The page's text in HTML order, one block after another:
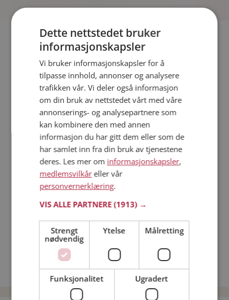
Hvis du søker dating i Masfjorden har du kommet til riktig
sted. På Møteplassen kan du bli medlem og søke blant
tusenvis av datinginteresserte single i Masfjorden
Läs mer
Trinn 1 - Bli medlem og lag en presentasjon
Trinn 2 - Slik fungerer våre søkefunksjoner
Trinn 3 - Tips til hvordan du tar kontakt
Sikker dating
Dating på mobilen
Dating på Møteplassen
Kvinner fra Masfjorden
Date kvinner i Norge
Date menn i Norge
Dette nettstedet bruker
informasjonskapsler
Vi bruker informasjonskapsler for å
tilpasse innhold, annonser og analysere
trafikken vår. Vi deler også informasjon
om din bruk av nettstedet vårt med våre
annonserings- og analysepartnere som
kan kombinere den med annen
informasjon du har gitt dem eller som de
har samlet inn fra din bruk av tjenestene
deres. Les mer om informasjonskapsler,
medlemsvilkåreller vår
personvernerklæring.
VIS ALLE PARTNERE(1913) →
Strengt
nødvendig
Ytelse Målretting
Funksjonalitet Ugradert